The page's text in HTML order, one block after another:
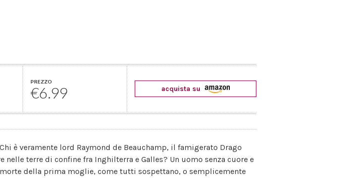
PREZZO
€6.99 acquista su
è veramente lord Raymond de Beauchamp, il famigerato Drago
nelle terre di confine fra Inghilterra e Galles? Un uomo senza cuore e
della prima moglie, come tutti sospettano, o semplicemente